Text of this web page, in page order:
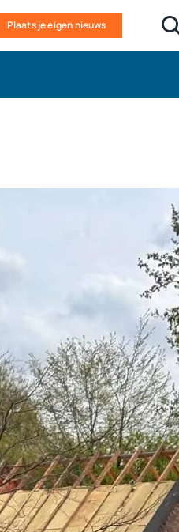
Plaats je eigen nieuws